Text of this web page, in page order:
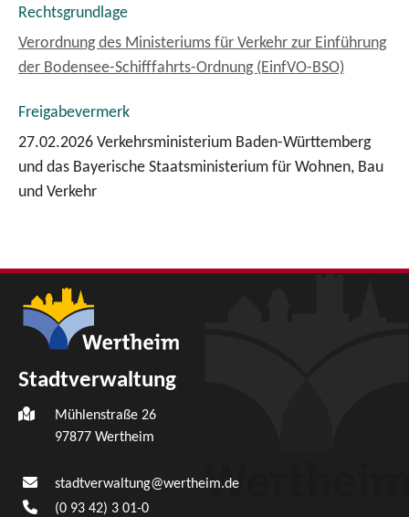
Rechtsgrundlage
Verordnung des Ministeriums für Verkehr zur Einführung
der Bodensee-Schifffahrts-Ordnung (EinfVO-BSO)
Freigabevermerk
27.02.2026 Verkehrsministerium Baden-Württemberg
und das Bayerische Staatsministerium für Wohnen, Bau
und Verkehr
Stadtverwaltung
Mühlenstraße 26
97877 Wertheim
stadtverwaltung@wertheim.de
(0 93 42) 3 01-0